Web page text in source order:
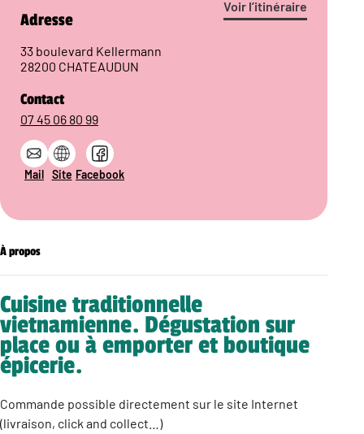
Voir l’itinéraire
Adresse
33 boulevard Kellermann
28200 CHATEAUDUN
Contact
07 45 06 80 99
Mail Site Facebook
À propos
Cuisine traditionnelle
vietnamienne. Dégustation sur
place ou à emporter et boutique
épicerie.
Commande possible directement sur le site Internet
(livraison, click and collect…)